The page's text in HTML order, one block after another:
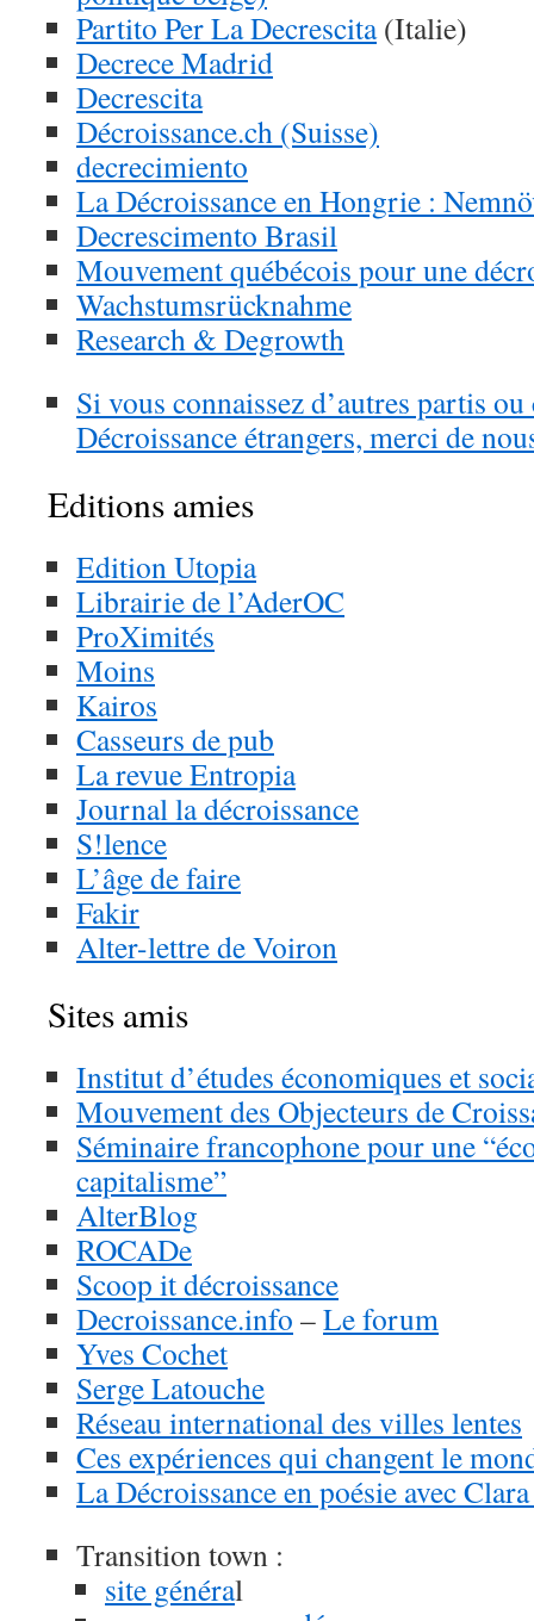
Partito Per La Decrescita(Italie)
Decrece Madrid
Decrescita
Décroissance.ch (Suisse)
decrecimiento
La Décroissance en Hongrie :
Decrescimento Brasil
Mouvement québécois pour une
Wachstumsrücknahme
Research & Degrowth
Si vous connaissez d’autres partis
Décroissance étrangers, merci de
Editions amies
Edition Utopia
Librairie de l’AderOC
ProXimités
Moins
Kairos
Casseurs de pub
La revue Entropia
Journal la décroissance
S!lence
L’âge de faire
Fakir
Alter-lettre de Voiron
Sites amis
Institut d’études économiques et
Mouvement des Objecteurs de
Séminaire francophone pour une
capitalisme”
AlterBlog
ROCADe
Scoop it décroissance
Decroissance.info –Le forum
Yves Cochet
Serge Latouche
Réseau international des villes lentes
Ces expériences qui changent le
La Décroissance en poésie avec
Transition town :
site général